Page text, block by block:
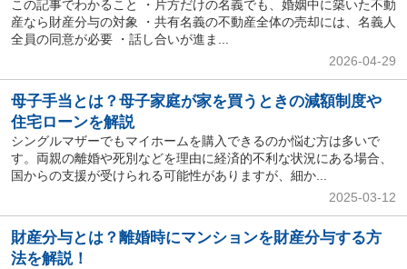
この記事でわかること ・片方だけの名義でも、婚姻中に築いた不動
産なら財産分与の対象 ・共有名義の不動産全体の売却には、名義人
全員の同意が必要 ・話し合いが進ま...
2026-04-29
母子手当とは？母子家庭が家を買うときの減額制度や
住宅ローンを解説
シングルマザーでもマイホームを購入できるのか悩む方は多いで
す。両親の離婚や死別などを理由に経済的不利な状況にある場合、
国からの支援が受けられる可能性がありますが、細か...
2025-03-12
財産分与とは？離婚時にマンションを財産分与する方
法を解説！